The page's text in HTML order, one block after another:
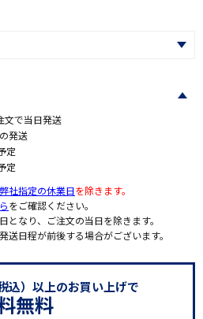
文で当日発送
発送
定
定
弊社指定の休業日を除きます。
をご確認ください。
なり、ご注文の当日を除きます。
日程が前後する場合がございます。
込）以上のお買い上げで
無料